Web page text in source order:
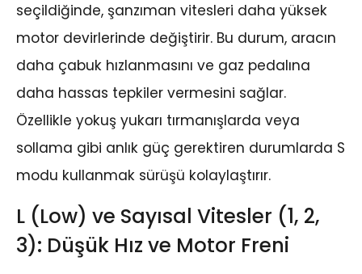
seçildiğinde, şanzıman vitesleri daha yüksek
motor devirlerinde değiştirir. Bu durum, aracın
daha çabuk hızlanmasını ve gaz pedalına
daha hassas tepkiler vermesini sağlar.
Özellikle yokuş yukarı tırmanışlarda veya
sollama gibi anlık güç gerektiren durumlarda S
modu kullanmak sürüşü kolaylaştırır.
L (Low) ve Sayısal Vitesler (1, 2,
3): Düşük Hız ve Motor Freni